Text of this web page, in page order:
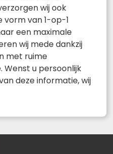
wij ook
vorm van 1-op-1
een maximale
wij mede dankzij
met ruime
Wenst u persoonlijk
deze informatie, wij